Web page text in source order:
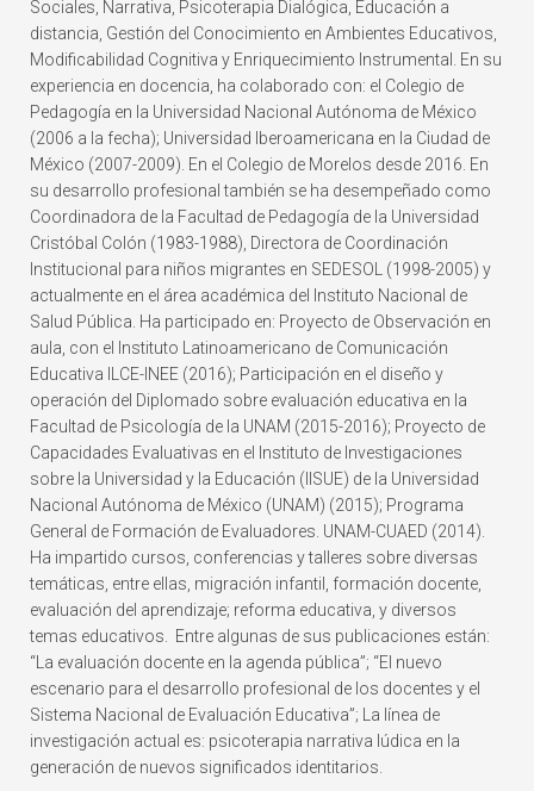
Sociales, Narrativa, Psicoterapia Dialógica, Educación a
distancia, Gestión del Conocimiento en Ambientes Educativos,
Modificabilidad Cognitiva y Enriquecimiento Instrumental. En su
experiencia en docencia, ha colaborado con: el Colegio de
Pedagogía en la Universidad Nacional Autónoma de México
(2006 a la fecha); Universidad Iberoamericana en la Ciudad de
México (2007-2009). En el Colegio de Morelos desde 2016. En
su desarrollo profesional también se ha desempeñado como
Coordinadora de la Facultad de Pedagogía de la Universidad
Cristóbal Colón (1983-1988), Directora de Coordinación
Institucional para niños migrantes en SEDESOL (1998-2005) y
actualmente en el área académica del Instituto Nacional de
Salud Pública. Ha participado en: Proyecto de Observación en
aula, con el Instituto Latinoamericano de Comunicación
Educativa ILCE-INEE (2016); Participación en el diseño y
operación del Diplomado sobre evaluación educativa en la
Facultad de Psicología de la UNAM (2015-2016); Proyecto de
Capacidades Evaluativas en el Instituto de Investigaciones
sobre la Universidad y la Educación (IISUE) de la Universidad
Nacional Autónoma de México (UNAM) (2015); Programa
General de Formación de Evaluadores. UNAM-CUAED (2014).
Ha impartido cursos, conferencias y talleres sobre diversas
temáticas, entre ellas, migración infantil, formación docente,
evaluación del aprendizaje; reforma educativa, y diversos
temas educativos. Entre algunas de sus publicaciones están:
“La evaluación docente en la agenda pública”; “El nuevo
escenario para el desarrollo profesional de los docentes y el
Sistema Nacional de Evaluación Educativa”; La línea de
investigación actual es: psicoterapia narrativa lúdica en la
generación de nuevos significados identitarios.